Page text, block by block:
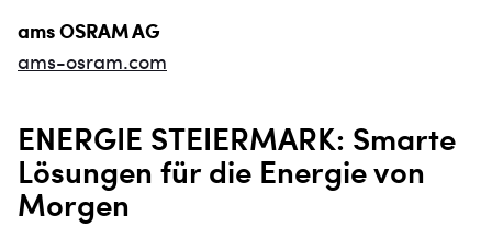
ams OSRAM AG
ams-osram.com
ENERGIE STEIERMARK: Smarte
Lösungen für die Energie von
Morgen